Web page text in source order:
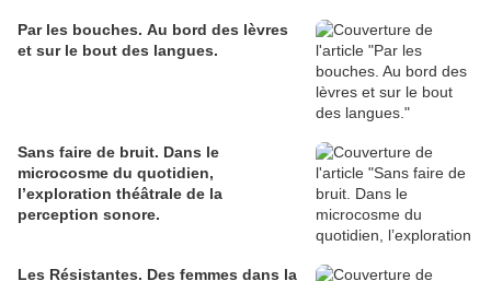
Par les bouches. Au bord des lèvres
et sur le bout des langues.
Sans faire de bruit. Dans le
microcosme du quotidien,
l’exploration théâtrale de la
perception sonore.
Les Résistantes. Des femmes dans la